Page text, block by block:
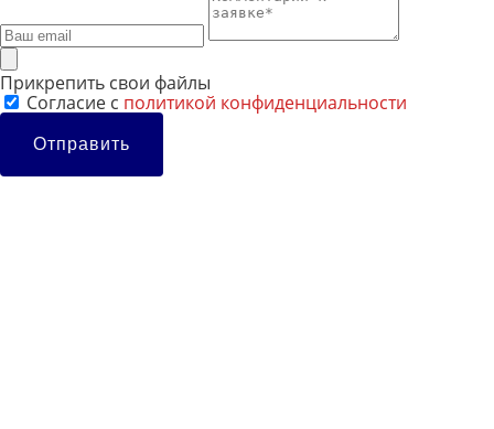
Прикрепить свои файлы
Cогласие с политикой конфиденциальности
Отправить